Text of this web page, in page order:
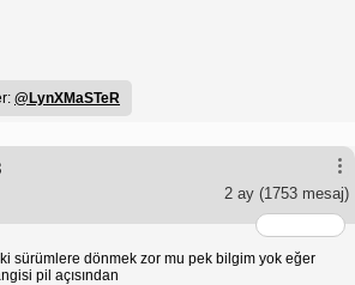
@LynXMaSTeR
2 ay (1753 mesaj)
sürümlere dönmek zor mu pek bilgim yok eğer
pil açısından